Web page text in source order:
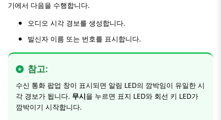
기에서 다음을 수행합니다.
오디오 시각 경보를 생성합니다.
발신자 이름 또는 번호를 표시합니다.
참고:
수신 통화 팝업 창이 표시되면 알림 LED의 깜박임이 유일한 시
각 경보가 됩니다. 무시을 누르면 표지 LED와 회선 키 LED가
깜박이기 시작합니다.